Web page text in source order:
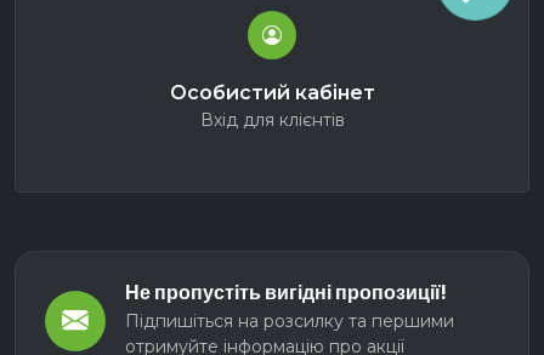
Особистий кабінет
Вхід для клієнтів
Не пропустіть вигідні пропозиції!
Підпишіться на розсилку та першими
отримуйте інформацію про акції